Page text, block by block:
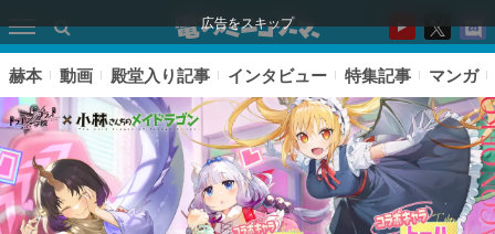
広告をスキップ
赫本 動画 殿堂入り記事 インタビュー 特集記事 マンガ